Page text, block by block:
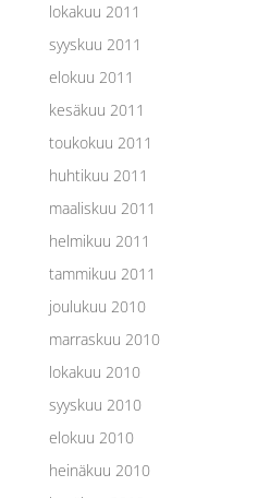
lokakuu 2011
syyskuu 2011
elokuu 2011
kesäkuu 2011
toukokuu 2011
huhtikuu 2011
maaliskuu 2011
helmikuu 2011
tammikuu 2011
joulukuu 2010
marraskuu 2010
lokakuu 2010
syyskuu 2010
elokuu 2010
heinäkuu 2010